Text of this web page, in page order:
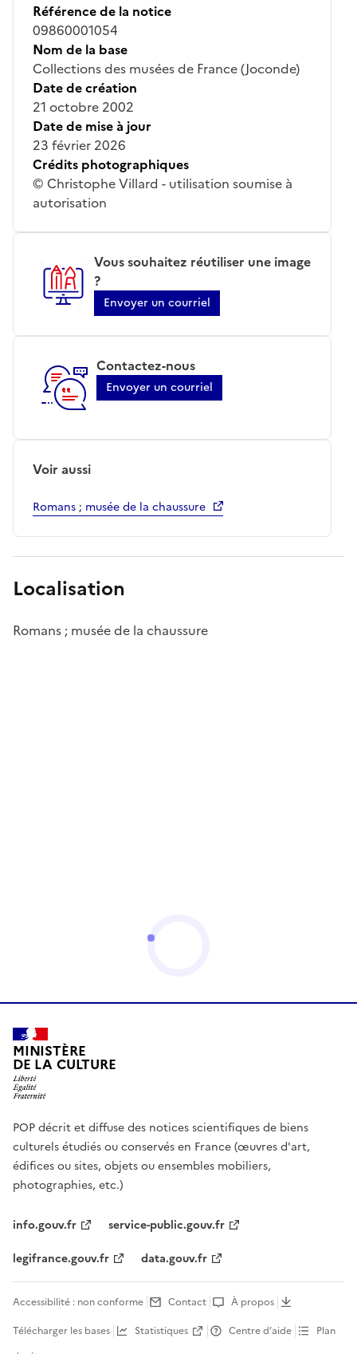
Référence de la notice
09860001054
Nom de la base
Collections des musées de France (Joconde)
Date de création
21 octobre 2002
Date de mise à jour
23 février 2026
Crédits photographiques
© Christophe Villard - utilisation soumise à
autorisation
Vous souhaitez réutiliser une image
?
Envoyer un courriel
Contactez-nous
Envoyer un courriel
Voir aussi
Romans ; musée de la chaussure
Localisation
Romans ; musée de la chaussure
MINISTÈRE
DE LA CULTURE
POP décrit et diffuse des notices scientifiques de biens
culturels étudiés ou conservés en France (œuvres d'art,
édifices ou sites, objets ou ensembles mobiliers,
photographies, etc.)
info.gouv.fr
service-public.gouv.fr
legifrance.gouv.fr
data.gouv.fr
Accessibilité : non conforme Contact
À propos
Télécharger les bases
Statistiques Centre d’aide
Plan